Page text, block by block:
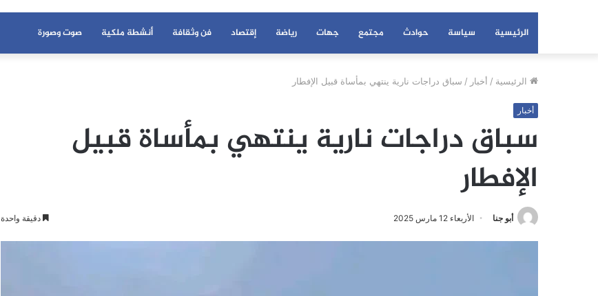
الرئيسية سياسة حوادث مجتمع جهات رياضة إقتصاد فن وثقافة أنشطة ملكية صوت وصورة
الرئيسية / أخبار / سباق دراجات نارية ينتهي بمأساة قبيل الإفطار
أخبار
سباق دراجات نارية ينتهي بمأساة قبيل
الإفطار
أبو جنا الأربعاء 12 مارس 2025 دقيقة واحدة